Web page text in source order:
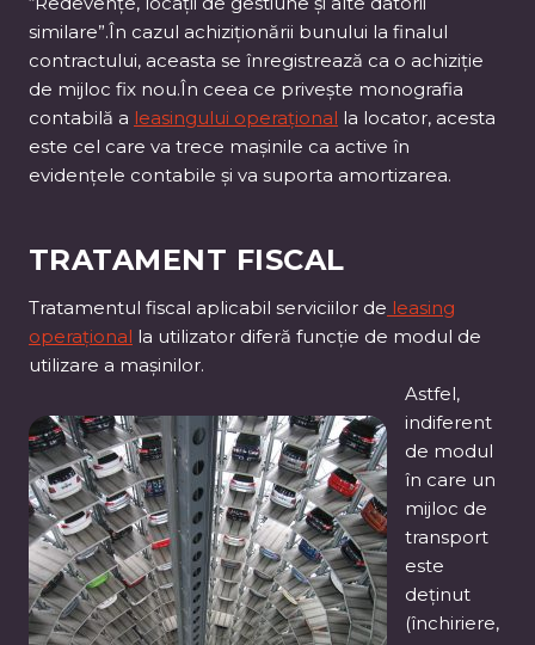
similare”.În cazul achiziționării bunului la finalul
contractului, aceasta se înregistrează ca o achiziție
de mijloc fix nou.În ceea ce privește monografia
contabilă a leasingului operațional la locator, acesta
este cel care va trece mașinile ca active în
evidențele contabile și va suporta amortizarea.
TRATAMENT FISCAL
Tratamentul fiscal aplicabil serviciilor de leasing
operațional la utilizator diferă funcție de modul de
utilizare a mașinilor.
Astfel,
indiferent
de modul
în care un
mijloc de
transport
este
deținut
(închiriere,